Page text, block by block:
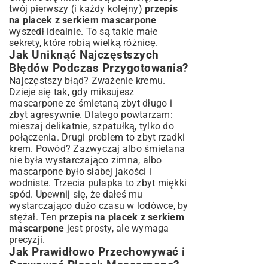
twój pierwszy (i każdy kolejny) przepis
na placek z serkiem mascarpone
wyszedł idealnie. To są takie małe
sekrety, które robią wielką różnicę.
Jak Uniknąć Najczęstszych
Błędów Podczas Przygotowania?
Najczęstszy błąd? Zważenie kremu.
Dzieje się tak, gdy miksujesz
mascarpone ze śmietaną zbyt długo i
zbyt agresywnie. Dlatego powtarzam:
mieszaj delikatnie, szpatułką, tylko do
połączenia. Drugi problem to zbyt rzadki
krem. Powód? Zazwyczaj albo śmietana
nie była wystarczająco zimna, albo
mascarpone było słabej jakości i
wodniste. Trzecia pułapka to zbyt miękki
spód. Upewnij się, że dałeś mu
wystarczająco dużo czasu w lodówce, by
stężał. Ten przepis na placek z serkiem
mascarpone jest prosty, ale wymaga
precyzji.
Jak Prawidłowo Przechowywać i